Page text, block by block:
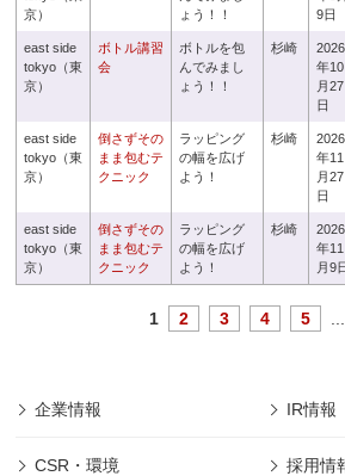
京）
ょう！！
9日
east side
tokyo（東
京）
ボトル講習
会
ボトルを包
んでみまし
ょう！！
杉崎
2026
年10
月27
日
east side
tokyo（東
京）
倒さずその
まま包むテ
クニック
ラッピング
の幅を広げ
よう！
杉崎
2026
年11
月27
日
east side
tokyo（東
京）
倒さずその
まま包むテ
クニック
ラッピング
の幅を広げ
よう！
杉崎
2026
年11
月9
1 2 3 4 5
企業情報 IR情報
CSR・環境 採用情